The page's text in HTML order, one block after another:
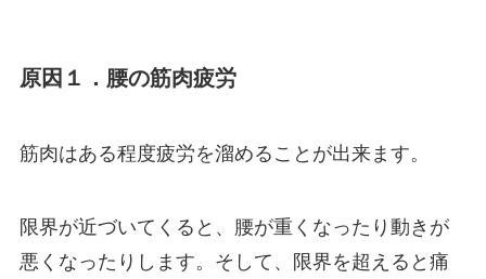
原因１．腰の筋肉疲労
筋肉はある程度疲労を溜めることが出来ます。
限界が近づいてくると、腰が重くなったり動きが
悪くなったりします。そして、限界を超えると痛